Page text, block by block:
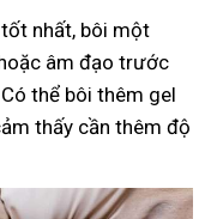
nhất, bôi một
âm đạo trước
thể bôi thêm gel
thấy cần thêm độ